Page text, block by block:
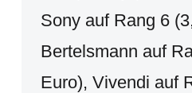
Sony auf Rang 6
Bertelsmann auf
Euro), Vivendi auf